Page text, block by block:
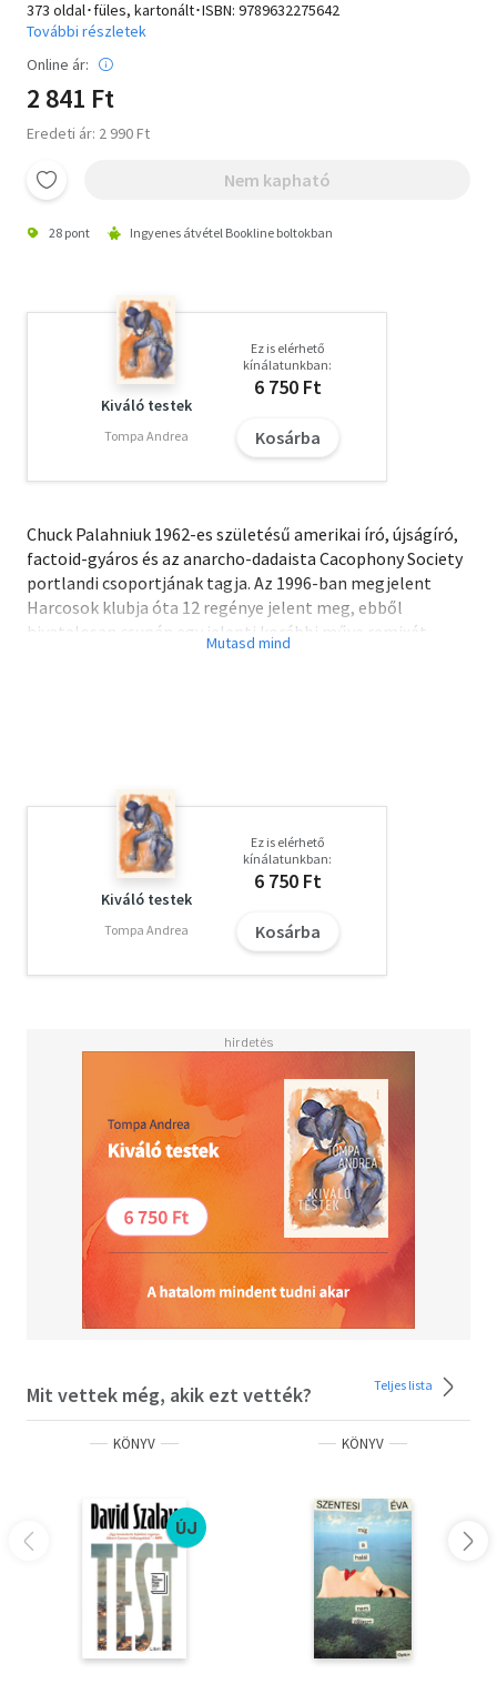
373 oldal･füles, kartonált･ISBN: 9789632275642
További részletek
Online ár:
2 841 Ft
Eredeti ár: 2 990 Ft
Nem kapható
28 pont Ingyenes átvétel Bookline boltokban
Kiváló testek
Tompa Andrea
Ez is elérhető
kínálatunkban:
6 750 Ft
Kosárba
Chuck Palahniuk 1962-es születésű amerikai író, újságíró,
factoid-gyáros és az anarcho-dadaista Cacophony Society
portlandi csoportjának tagja. Az 1996-ban megjelent
Harcosok klubja óta 12 regénye jelent meg, ebből
hivatalosan csupán egy jelenti korábbi műve remixét
(Láthatatlan szörnyek, 2012), bírálói szerint azonban
filmesítették meg, a Láthatatlan szörnyekből a magyar
Kiss Gábor készített képregény-adaptációt, a Harcosok
klubja készülő folytatása pedig a szerző ígérete szerint
ugyancsak graphic novel formájában fog megjelenni.
Kiváló testek
Tompa Andrea
Ez is elérhető
kínálatunkban:
6 750 Ft
Kosárba
Mit vettek még, akik ezt vették? Teljes lista
KÖNYV
ÚJ
KÖNYV